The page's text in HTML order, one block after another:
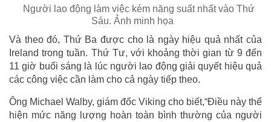
Người lao động làm việc kém năng suất nhất vào Thứ
Sáu. Ảnh minh họa
Và theo đó, Thứ Ba được cho là ngày hiệu quả nhất của
Ireland trong tuần. Thứ Tư, với khoảng thời gian từ 9 đến
11 giờ buổi sáng là lúc người lao động giải quyết hiệu quả
các công việc cần làm cho cả ngày tiếp theo.
Ông Michael Walby, giám đốc Viking cho biết,“Điều này thể
hiện mức năng lượng hoàn toàn bình thường của người